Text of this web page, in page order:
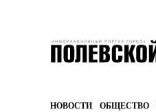
НОВОСТИ ОБЩЕСТВО